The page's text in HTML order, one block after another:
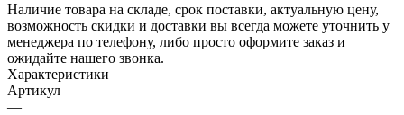
Наличие товара на складе, срок поставки, актуальную цену,
возможность скидки и доставки вы всегда можете уточнить у
менеджера по телефону, либо просто оформите заказ и
ожидайте нашего звонка.
Характеристики
Артикул
—